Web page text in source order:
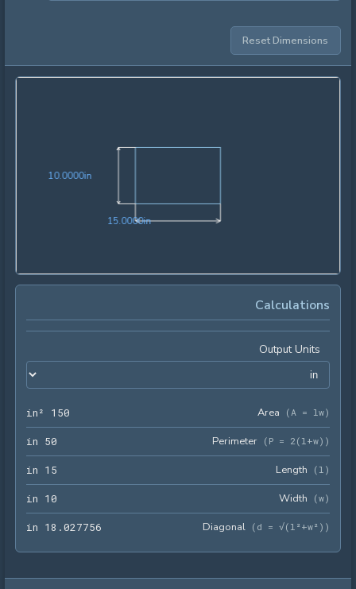
Reset Dimensions
15.0000in
15.0000in
10.0000in
10.0000in
Calculations
Output Units
Area ( A = lw)
1 50
Perimeter ( P = 2(l+w) )
50
Length ( l )
1 5
Width (w)
10
Diagonal ( d = √(l²+w²) )
1 8 .027756